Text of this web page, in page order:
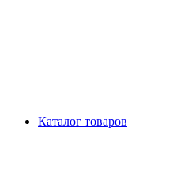
Каталог товаров